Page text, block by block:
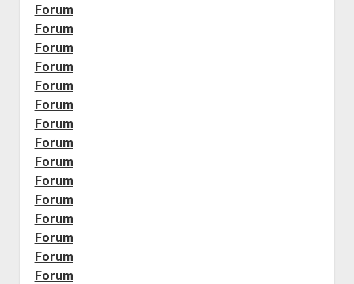
Forum
Forum
Forum
Forum
Forum
Forum
Forum
Forum
Forum
Forum
Forum
Forum
Forum
Forum
Forum